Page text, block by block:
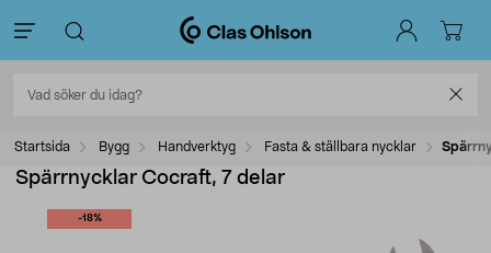
Startsida Bygg Handverktyg Fasta & ställbara nycklar
Spärrnycklar Cocraft, 7 delar
-18%